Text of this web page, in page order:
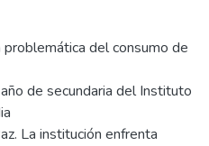
del consumo de
de secundaria del Instituto
La institución enfrenta